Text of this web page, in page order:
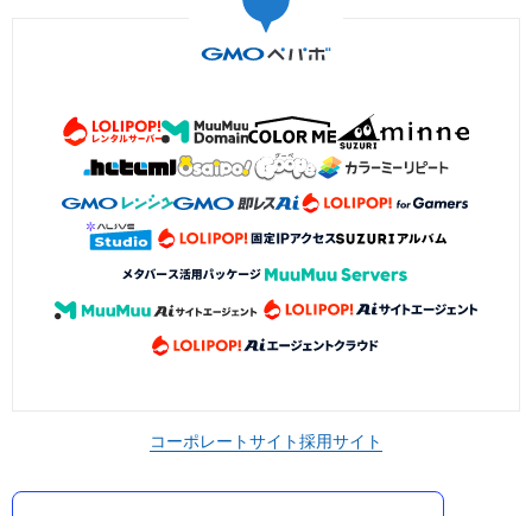
コーポレートサイト採用サイト